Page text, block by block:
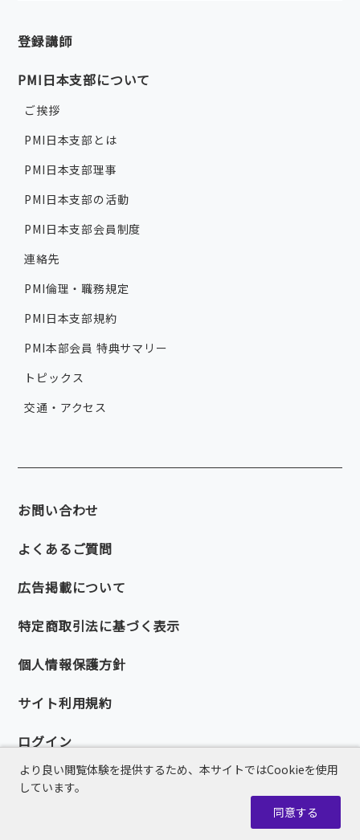
登録講師
PMI日本支部について
ご挨拶
PMI日本支部とは
PMI日本支部理事
PMI日本支部の活動
PMI日本支部会員制度
連絡先
PMI倫理・職務規定
PMI日本支部規約
PMI本部会員 特典サマリー
トピックス
交通・アクセス
お問い合わせ
よくあるご質問
広告掲載について
特定商取引法に基づく表示
個人情報保護方針
サイト利用規約
ログイン
より良い閲覧体験を提供するため、本サイトではCookieを使用
しています。
同意する